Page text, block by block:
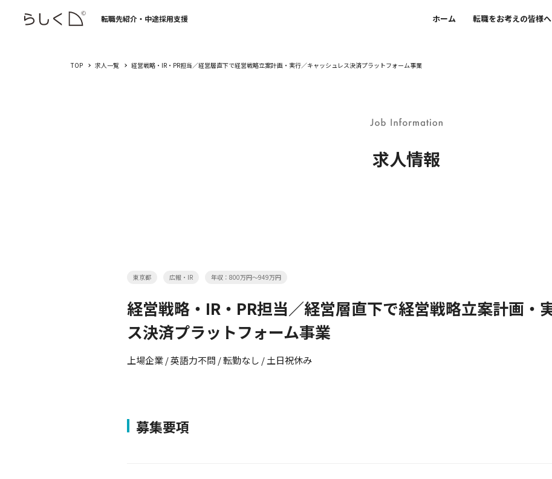
転職先紹介・中途採用支援 ホーム 転職をお考えの皆様へ
TOP 求人一覧 経営戦略・IR・PR担当／経営層直下で経営戦略立案計画・実行／キャッシュレス決済プラットフォーム事業
求人情報
東京都 広報・IR 年収：800万円～949万円
経営戦略・IR・PR担当／経営層直下で経営戦略立案計画・
ス決済プラットフォーム事業
上場企業 / 英語力不問 / 転勤なし / 土日祝休み
募集要項